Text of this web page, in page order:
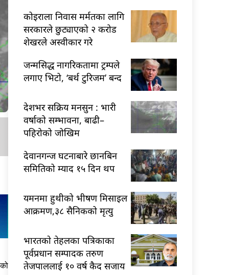
कोइराला निवास मर्मतका लागि
सरकारले छुट्याएको २ करोड
शेखरले अस्वीकार गरे
जन्मसिद्ध नागरिकतामा ट्रम्पले
लगाए भिटो, ‘बर्थ टुरिजम’ बन्द
देशभर सक्रिय मनसुन : भारी
वर्षाको सम्भावना, बाढी–
पहिरोको जोखिम
देवानगन्ज घटनाबारे छानबिन
समितिको म्याद १५ दिन थप
यमनमा हुथीको भीषण मिसाइल
आक्रमण,३८ सैनिकको मृत्यु
भारतकाे तेहलका पत्रिकाका
पूर्वप्रधान सम्पादक तरुण
तेजपाललाई १० वर्ष कैद सजाय